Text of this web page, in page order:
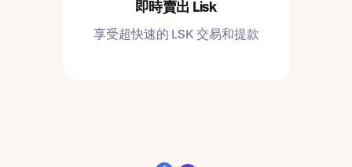
即時賣出 Lisk
享受超快速的 LSK 交易和提款